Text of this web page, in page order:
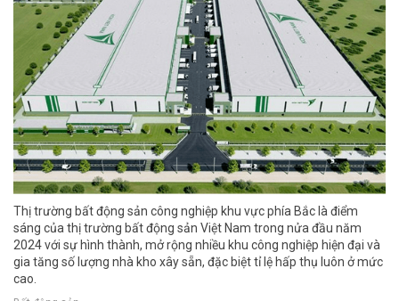
Thị trường bất động sản công nghiệp khu vực phía Bắc là điểm
sáng của thị trường bất động sản Việt Nam trong nửa đầu năm
2024 với sự hình thành, mở rộng nhiều khu công nghiệp hiện đại và
gia tăng số lượng nhà kho xây sẵn, đặc biệt tỉ lệ hấp thụ luôn ở mức
cao.